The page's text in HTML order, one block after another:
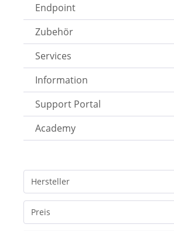
Endpoint
Zubehör
Services
Information
Support Portal
Academy
Hersteller
Preis